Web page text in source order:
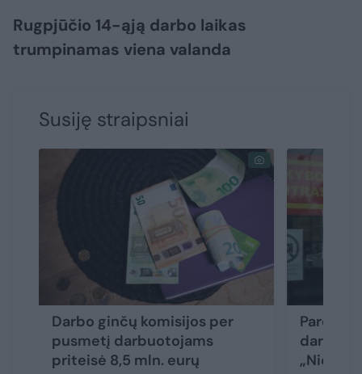
Rugpjūčio 14-ąją darbo laikas
trumpinamas viena valanda
Susiję straipsniai
Darbo ginčų komisijos per
pusmetį darbuotojams
priteisė 8,5 mln. eurų
„Niekas